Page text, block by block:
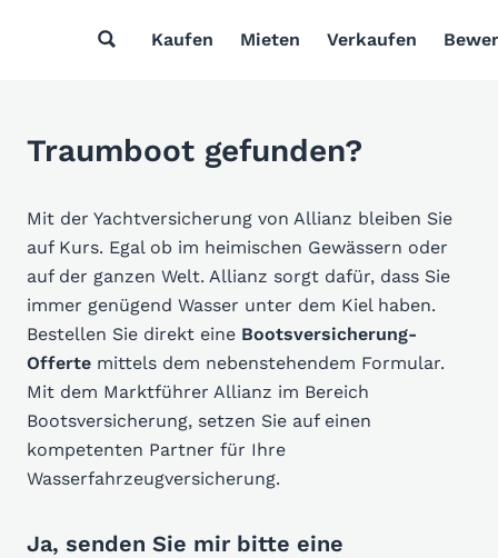
Kaufen Mieten Verkaufen
Traumboot gefunden?
Mit der Yachtversicherung von Allianz bleiben Sie
auf Kurs. Egal ob im heimischen Gewässern oder
auf der ganzen Welt. Allianz sorgt dafür, dass Sie
immer genügend Wasser unter dem Kiel haben.
Bestellen Sie direkt eine Bootsversicherung-
Offerte mittels dem nebenstehendem Formular.
Mit dem Marktführer Allianz im Bereich
Bootsversicherung, setzen Sie auf einen
kompetenten Partner für Ihre
Wasserfahrzeugversicherung.
Ja, senden Sie mir bitte eine